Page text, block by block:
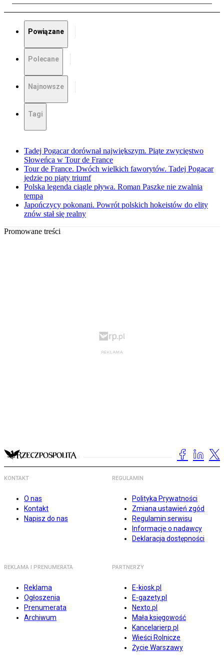
Powiązane
Polecane
Najnowsze
Tagi
Tadej Pogacar dorównał największym. Piąte zwycięstwo
Słoweńca w Tour de France
Tour de France. Dwóch wielkich faworytów. Tadej Pogacar
jedzie po piąty triumf
Polska legenda ciągle pływa. Roman Paszke nie zwalnia
tempa
Japończycy pokonani. Powrót polskich hokeistów do elity
znów stał się realny
Promowane treści
KONTAKT
O nas
Kontakt
Napisz do nas
REGULAMIN
Polityka Prywatności
Zmiana ustawień zgód
Regulamin serwisu
Informacje o nadawcy
Deklaracja dostępności
REKLAMA I PRENUMERATA
Reklama
Ogłoszenia
Prenumerata
Archiwum
PARTNERZY
E-kiosk.pl
E-gazety.pl
Nexto.pl
Mała księgowość
Kancelarierp.pl
Wieści Rolnicze
Życie Warszawy